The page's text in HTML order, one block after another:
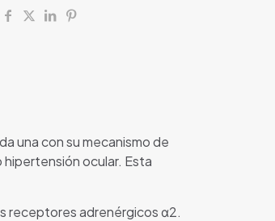
una con su mecanismo de
ocular. Esta
receptores adrenérgicos α2.